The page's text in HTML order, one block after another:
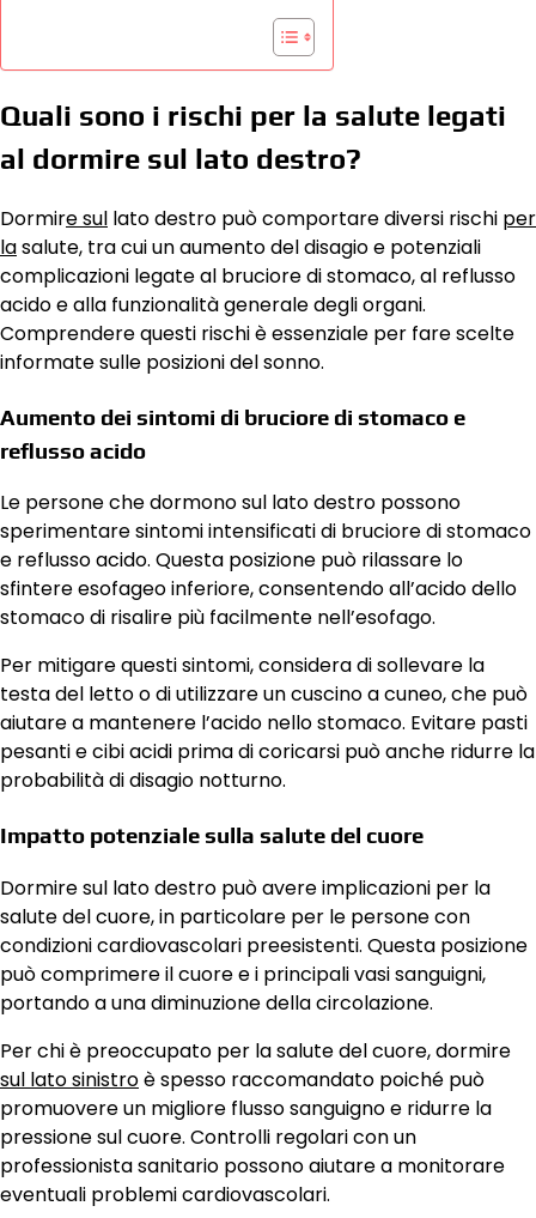
Quali sono i rischi per la salute legati
al dormire sul lato destro?
Dormire sul lato destro può comportare diversi rischi per
lasalute, tra cui un aumento del disagio e potenziali
complicazioni legate al bruciore di stomaco, al reflusso
acido e alla funzionalità generale degli organi.
Comprendere questi rischi è essenziale per fare scelte
informate sulle posizioni del sonno.
Aumento dei sintomi di bruciore di stomaco e
reflusso acido
Le persone che dormono sul lato destro possono
sperimentare sintomi intensificati di bruciore di stomaco
e reflusso acido. Questa posizione può rilassare lo
sfintere esofageo inferiore, consentendo all’acido dello
stomaco di risalire più facilmente nell’esofago.
Per mitigare questi sintomi, considera di sollevare la
testa del letto o di utilizzare un cuscino a cuneo, che può
aiutare a mantenere l’acido nello stomaco. Evitare pasti
pesanti e cibi acidi prima di coricarsi può anche ridurre la
probabilità di disagio notturno.
Impatto potenziale sulla salute del cuore
Dormire sul lato destro può avere implicazioni per la
salute del cuore, in particolare per le persone con
condizioni cardiovascolari preesistenti. Questa posizione
può comprimere il cuore e i principali vasi sanguigni,
portando a una diminuzione della circolazione.
Per chi è preoccupato per la salute del cuore, dormire
sul lato sinistroè spesso raccomandato poiché può
promuovere un migliore flusso sanguigno e ridurre la
pressione sul cuore. Controlli regolari con un
professionista sanitario possono aiutare a monitorare
eventuali problemi cardiovascolari.